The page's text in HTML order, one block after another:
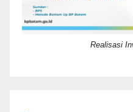
Realisasi